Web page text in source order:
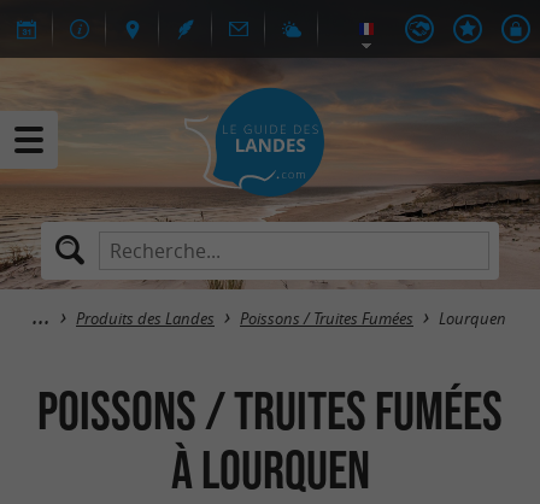
Produits des Landes Poissons / Truites Fumées Lourquen
Poissons / Truites Fumées
à Lourquen